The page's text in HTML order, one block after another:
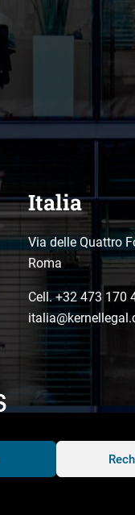
Italia
Via delle Quattro
Roma
Cell. +32 473 170